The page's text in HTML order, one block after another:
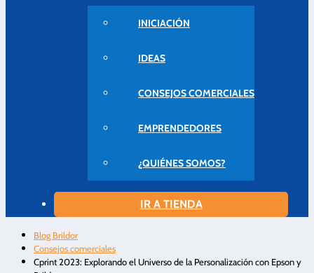
INICIACIÓN
IDEAS
CONSEJOS COMERCIALES
EMPRENDEDORES
¿QUIÉNES SOMOS?
IR A TIENDA
Blog Brildor
Consejos comerciales
Cprint 2023: Explorando el Universo de la Personalización con Epson y